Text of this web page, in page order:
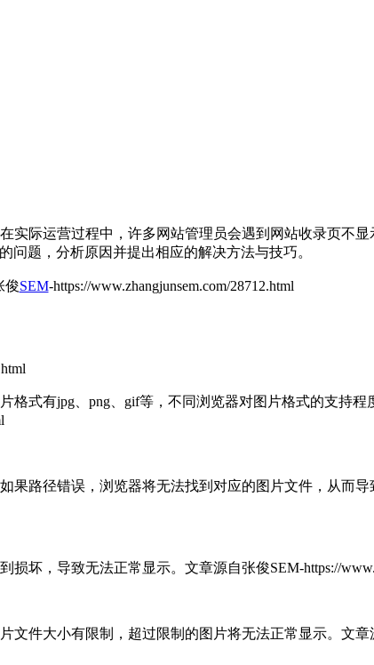
际运营过程中，许多网站管理员会遇到网站收录页不
问题，分析原因并提出相应的解决方法与技巧。
俊SEM-https://www.zhangjunsem.com/28712.html
式有jpg、png、gif等，不同浏览器对图片格式的支持
路径错误，浏览器将无法找到对应的图片文件，从而导
损坏，导致无法正常显示。 文章源自张俊SEM-https://
文件大小有限制，超过限制的图片将无法正常显示。 文章